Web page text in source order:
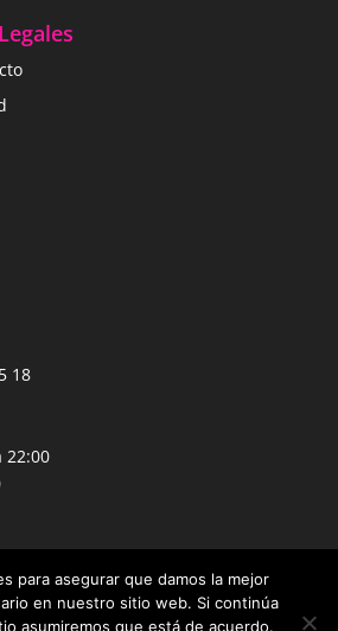
18
22:00
para asegurar que damos la mejor
en nuestro sitio web. Si continúa
asumiremos que está de acuerdo.